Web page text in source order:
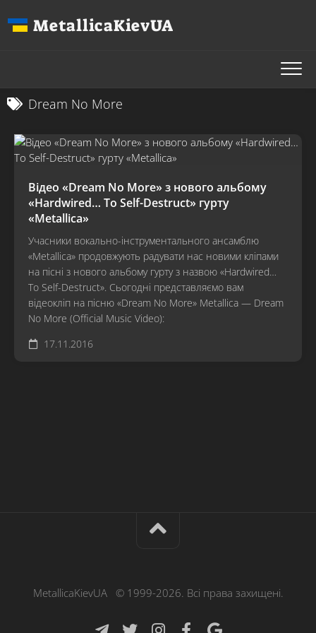
до
MetallicaKievUA
Dream No More
Відео «Dream No More» з нового альбому
«Hardwired… To Self-Destruct» гурту
«Metallica»
Учасники вокально-інструментального ансамблю
«Metallica» продовжують радувати нас новими кліпами
на пісні з нового альбому гурту з назвою «Hardwired…
To Self-Destruct». Сьогодні представляємо вам
відеокліп на пісню «Dream No More» Metallica — Dream
No More (Official Music Video):
17.11.2016
MetallicaKievUA © 1999-2026. Всі права захищені.